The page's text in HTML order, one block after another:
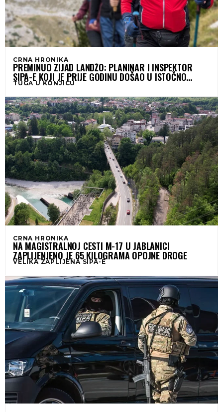
CRNA HRONIKA
PREMINUO ZIJAD LANDŽO: PLANINAR I INSPEKTOR
SIPA-E KOJI JE PRIJE GODINU DOŠAO U ISTOČNO
SARAJEVO UHAPSITI DODIKA
TUGA U KONJICU
CRNA HRONIKA
NA MAGISTRALNOJ CESTI M-17 U JABLANICI
ZAPLIJENJENO JE 65 KILOGRAMA OPOJNE DROGE
VELIKA ZAPLIJENA SIPA-E